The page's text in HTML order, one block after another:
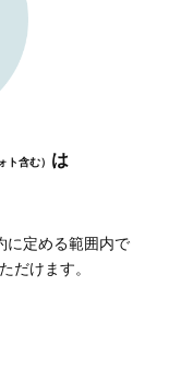
ト含む） は
に定める範囲内で
だけます。